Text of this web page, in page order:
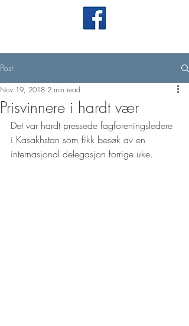
Post
Prisvinnere i hardt vær
Nov 19, 2018 2 min read
Det var hardt pressede fagforeningsledere
i Kasakhstan som fikk besøk av en
internasjonal delegasjon forrige uke.